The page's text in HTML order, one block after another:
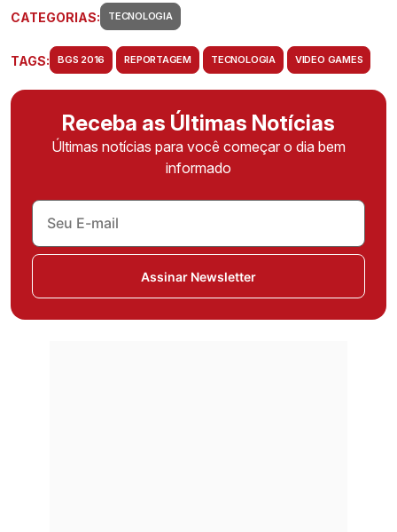
CATEGORIAS: TECNOLOGIA
TAGS: BGS 2016 REPORTAGEM TECNOLOGIA VIDEO GAMES
Receba as Últimas Notícias
Últimas notícias para você começar o dia bem
informado
Assinar Newsletter